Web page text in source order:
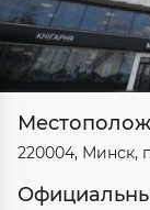
220004, Минск,